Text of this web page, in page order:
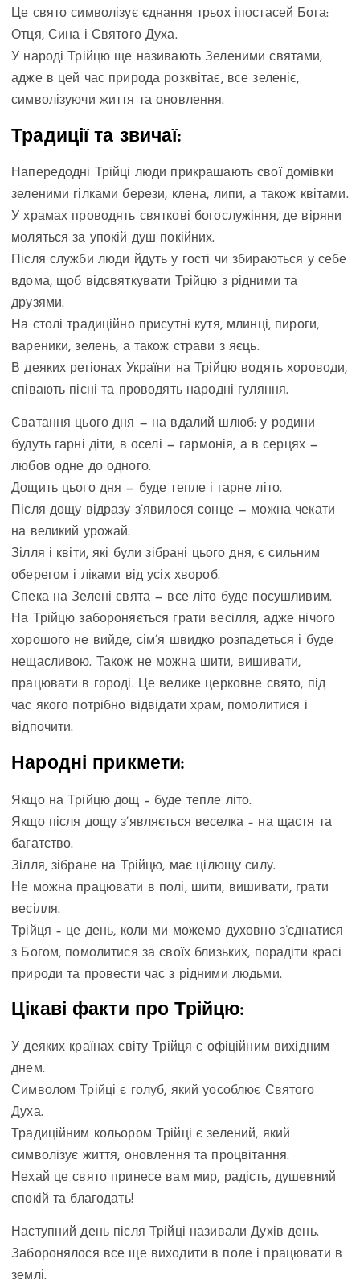
Це свято символізує єднання трьох іпостасей Бога:
Отця, Сина і Святого Духа.
У народі Трійцю ще називають Зеленими святами,
адже в цей час природа розквітає, все зеленіє,
символізуючи життя та оновлення.
Традиції та звичаї:
Напередодні Трійці люди прикрашають свої домівки
зеленими гілками берези, клена, липи, а також квітами.
У храмах проводять святкові богослужіння, де віряни
моляться за упокій душ покійних.
Після служби люди йдуть у гості чи збираються у себе
вдома, щоб відсвяткувати Трійцю з рідними та
друзями.
На столі традиційно присутні кутя, млинці, пироги,
вареники, зелень, а також страви з яєць.
В деяких регіонах України на Трійцю водять хороводи,
співають пісні та проводять народні гуляння.
Сватання цього дня — на вдалий шлюб: у родини
будуть гарні діти, в оселі — гармонія, а в серцях —
любов одне до одного.
Дощить цього дня — буде тепле і гарне літо.
Після дощу відразу з’явилося сонце — можна чекати
на великий урожай.
Зілля і квіти, які були зібрані цього дня, є сильним
оберегом і ліками від усіх хвороб.
Спека на Зелені свята — все літо буде посушливим.
На Трійцю забороняється грати весілля, адже нічого
хорошого не вийде, сім’я швидко розпадеться і буде
нещасливою. Також не можна шити, вишивати,
працювати в городі. Це велике церковне свято, під
час якого потрібно відвідати храм, помолитися і
відпочити.
Народні прикмети:
Якщо на Трійцю дощ – буде тепле літо.
Якщо після дощу з’являється веселка – на щастя та
багатство.
Зілля, зібране на Трійцю, має цілющу силу.
Не можна працювати в полі, шити, вишивати, грати
весілля.
Трійця – це день, коли ми можемо духовно з’єднатися
з Богом, помолитися за своїх близьких, порадіти красі
природи та провести час з рідними людьми.
Цікаві факти про Трійцю:
У деяких країнах світу Трійця є офіційним вихідним
днем.
Символом Трійці є голуб, який уособлює Святого
Духа.
Традиційним кольором Трійці є зелений, який
символізує життя, оновлення та процвітання.
Нехай це свято принесе вам мир, радість, душевний
спокій та благодать!
Наступний день після Трійці називали Духів день.
Заборонялося все ще виходити в поле і працювати в
землі.